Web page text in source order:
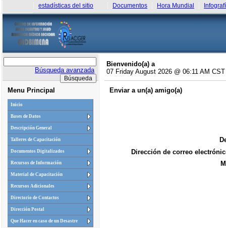
estadísticas del sitio Documentos Hora Mundial
Búsqueda avanzada
Menu Principal
Inicio
Bases de Datos
Descripción General
Talleres de Capacitación
Documentos Digitalizados
Recursos de Información
Material de Capacitación
Recursos Adicionales
Directorio de Contactos
Dirección Postal
Que Hacer en caso de un Desastre
Bienvenido(a) a
07 Friday August 2026 @ 06:11 AM CST
Enviar a un(a) amigo(a)
Dirección de correo